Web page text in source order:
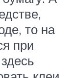
то на
при